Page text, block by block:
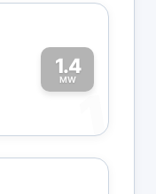
1.4
MW
1